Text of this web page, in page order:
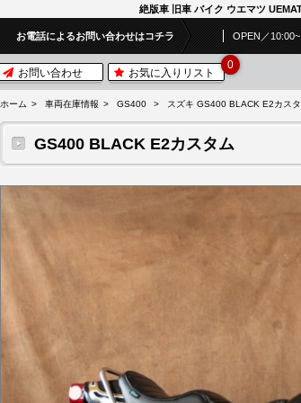
絶版車 旧車 バイク ウエマツ
お電話によるお問い合わせはコチラ OPEN／
お問い合わせ お気に入りリスト
0
ホーム 車両在庫情報 GS400 スズキ GS400 BLACK E2カス
GS400 BLACK E2カスタム